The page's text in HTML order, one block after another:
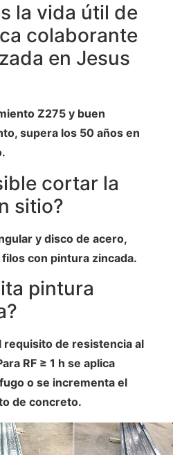
la vida útil de
colaborante
en Jesus
Z275 y buen
supera los 50 años en
cortar la
sitio?
y disco de acero,
con pintura zincada.
pintura
requisito de resistencia al
RF ≥ 1 h se aplica
o se incrementa el
de concreto.